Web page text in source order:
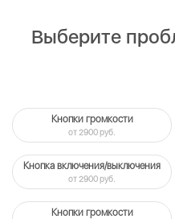
Выберите
Кнопки громкости
от 2900 руб.
Кнопка включения/выключения
от 2900 руб.
Кнопки громкости